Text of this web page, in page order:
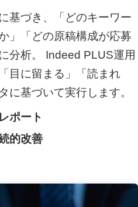
基づき、「どのキーワー
」「どの原稿構成が応募
分析。 Indeed PLUS運用
目に留まる」「読まれ
に基づいて実行します。
ポート
的改善